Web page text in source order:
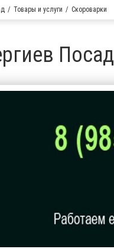
Товары и услуги Скороварки
Посад